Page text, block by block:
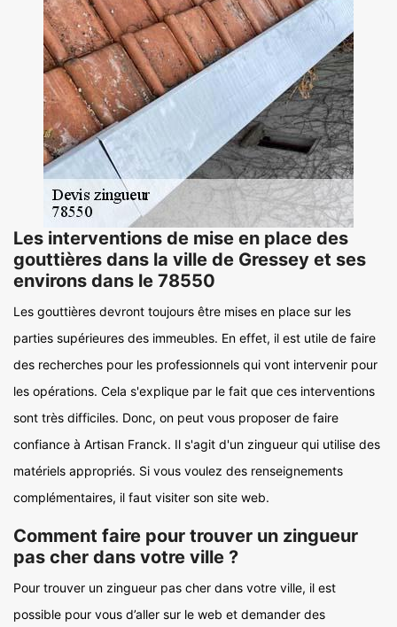
Les interventions de mise en place des
gouttières dans la ville de Gressey et ses
environs dans le 78550
Les gouttières devront toujours être mises en place sur les
parties supérieures des immeubles. En effet, il est utile de faire
des recherches pour les professionnels qui vont intervenir pour
les opérations. Cela s'explique par le fait que ces interventions
sont très difficiles. Donc, on peut vous proposer de faire
confiance à Artisan Franck. Il s'agit d'un zingueur qui utilise des
matériels appropriés. Si vous voulez des renseignements
complémentaires, il faut visiter son site web.
Comment faire pour trouver un zingueur
pas cher dans votre ville ?
Pour trouver un zingueur pas cher dans votre ville, il est
possible pour vous d’aller sur le web et demander des